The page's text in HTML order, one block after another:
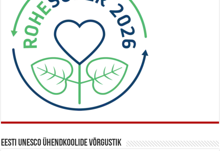
Eesti UNESCO ühendkoolide võrgustik